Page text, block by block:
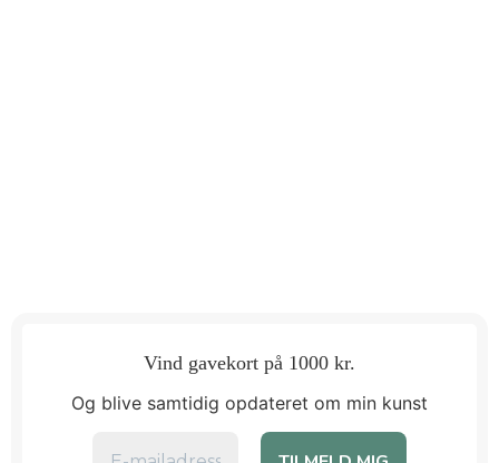
Vind gavekort på 1000 kr.
Og blive samtidig opdateret om min kunst